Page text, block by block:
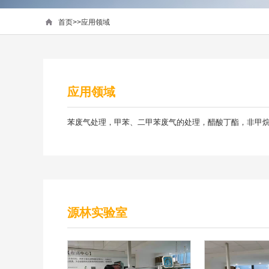
首页>>应用领域
应用领域
苯废气处理，甲苯、二甲苯废气的处理，醋酸丁酯，非甲
源林实验室